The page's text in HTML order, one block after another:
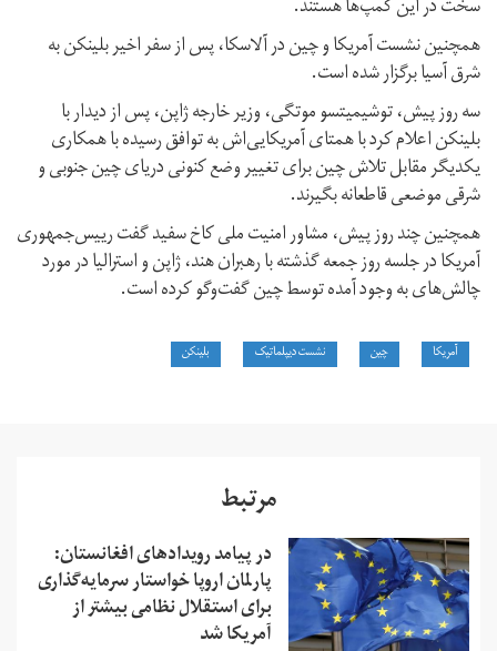
سخت در این کمپ‌ها هستند.
همچنین نشست آمریکا و چین در آلاسکا، پس از سفر اخیر بلینکن به
شرق آسیا برگزار شده است.
سه روز پیش، توشیمیتسو موتگی، وزیر خارجه ژاپن، پس از دیدار با
بلینکن اعلام کرد با همتای آمریکایی‌اش به توافق رسیده با همکاری
یکدیگر مقابل تلاش چین برای تغییر وضع کنونی دریای چین جنوبی و
شرقی موضعی قاطعانه بگیرند.
همچنین چند روز پیش، مشاور امنیت ملی کاخ سفید گفت رییس‌جمهوری
آمریکا در جلسه روز جمعه گذشته با رهبران هند، ژاپن و استرالیا در مورد
چالش‌های به وجود آمده توسط چین گفت‌وگو کرده است.
آمریکا چین نشست دیپلماتیک بلینکن
مرتبط
در پیامد رویدادهای افغانستان:
پارلمان اروپا خواستار سرمایه‌گذاری
برای استقلال نظامی بیشتر از
آمریکا شد